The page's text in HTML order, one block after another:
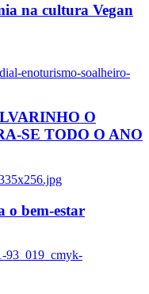
na cultura Vegan
enoturismo-soalheiro-
O
SE TODO O ANO
o bem-estar
93_019_cmyk-